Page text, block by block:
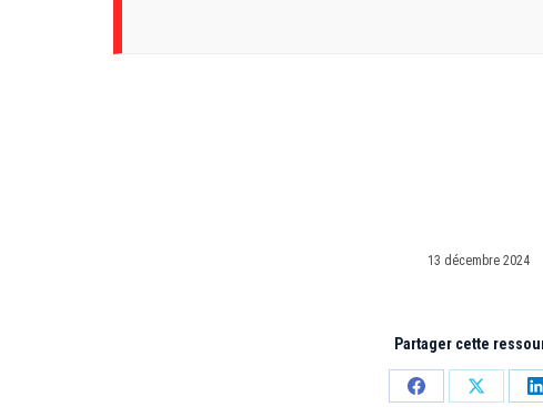
13 décembre 2024
Partager cette
PartagerPartager